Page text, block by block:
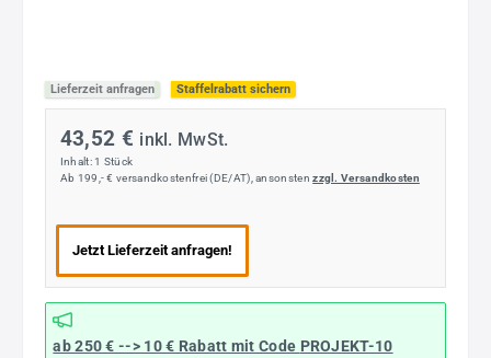
Lieferzeit anfragen Staffelrabatt sichern
43,52 € inkl. MwSt.
Inhalt: 1 Stück
Ab 199,- € versandkostenfrei (DE/AT), ansonstenzzgl. Versandkosten
Jetzt Lieferzeit anfragen!
ab 250 € --> 10 € Rabatt mit Code PROJEKT-10